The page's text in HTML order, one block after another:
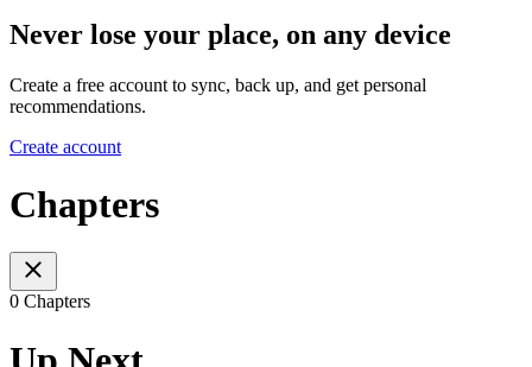
Never lose your place, on any device
Create a free account to sync, back up, and get personal
recommendations.
Create account
Chapters
0 Chapters